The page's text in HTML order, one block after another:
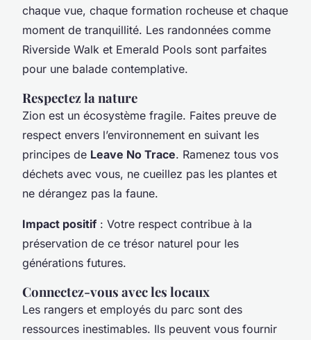
chaque vue, chaque formation rocheuse et chaque
moment de tranquillité. Les randonnées comme
Riverside Walk et Emerald Pools sont parfaites
pour une balade contemplative.
Respectez la nature
Zion est un écosystème fragile. Faites preuve de
respect envers l’environnement en suivant les
principes de Leave No Trace. Ramenez tous vos
déchets avec vous, ne cueillez pas les plantes et
ne dérangez pas la faune.
Impact positif : Votre respect contribue à la
préservation de ce trésor naturel pour les
générations futures.
Connectez-vous avec les locaux
Les rangers et employés du parc sont des
ressources inestimables. Ils peuvent vous fournir